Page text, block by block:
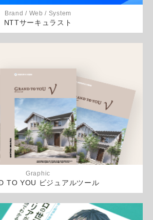
Brand / Web / System
NTTサーキュラスト
Graphic
TO YOU ビジュアルツール